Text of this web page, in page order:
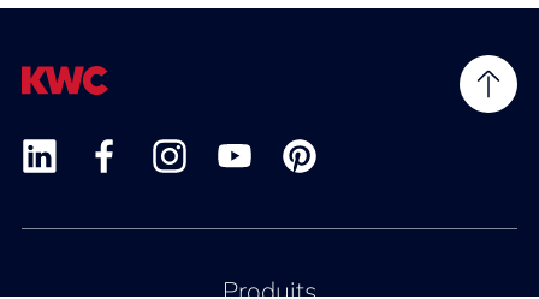
Produits